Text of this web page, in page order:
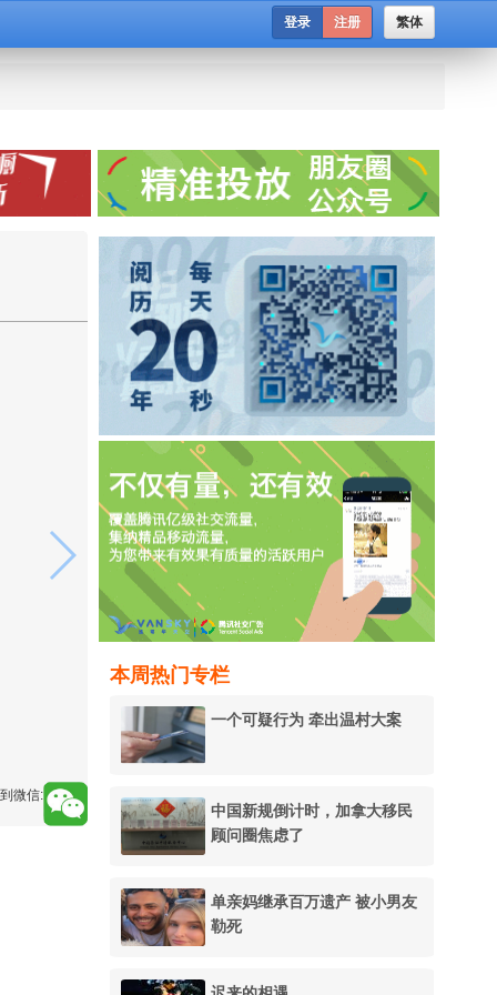
繁体
登录 注册
本周热门专栏
一个可疑行为 牵出温村大案
中国新规倒计时，加拿大移民
顾问圈焦虑了
单亲妈继承百万遗产 被小男友
勒死
微信: